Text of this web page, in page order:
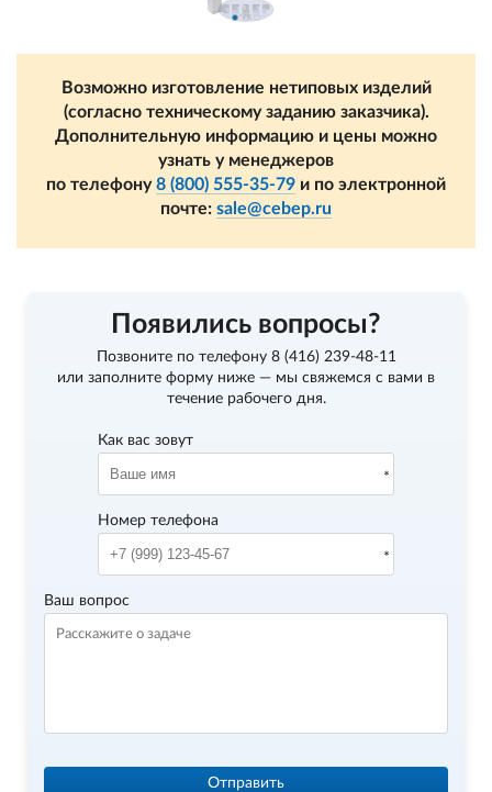
Возможно изготовление нетиповых изделий
(согласно техническому заданию заказчика).
Дополнительную информацию и цены можно
узнать у менеджеров
по телефону8 (800) 555-35-79 и по электронной
почте: sale@cebep.ru
Появились вопросы?
Позвоните по телефону 8 (416) 239-48-11
или заполните форму ниже — мы свяжемся с вами в
течение рабочего дня.
Как вас зовут
Номер телефона
Ваш вопрос
Отправить